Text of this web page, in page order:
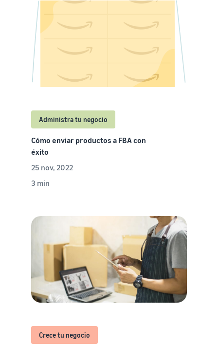
Administra tu negocio
Cómo enviar productos a FBA con
éxito
25 nov, 2022
3 min
Crece tu negocio